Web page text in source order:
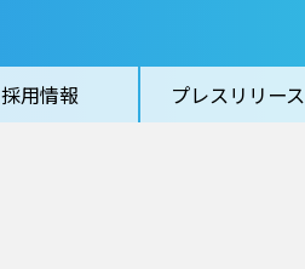
採用情報 プレスリリース